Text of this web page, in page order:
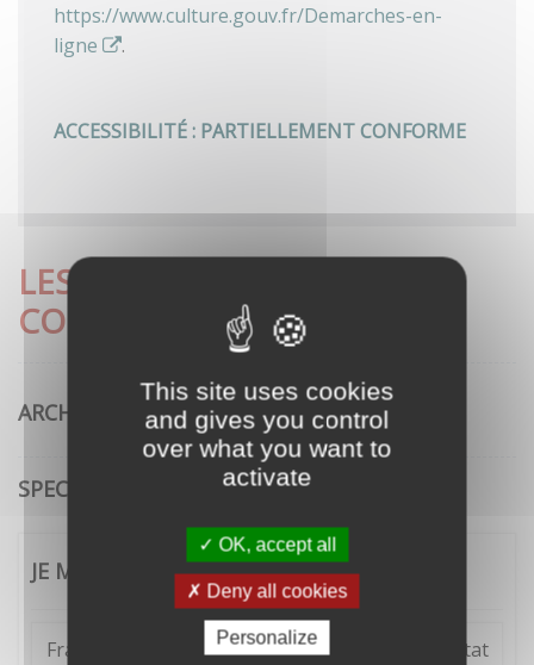
This site uses cookies
and gives you control
over what you want to
activate
OK, accept all
Deny all cookies
Personalize
https://www.culture.gouv.fr/Demarches-en-
ligne
.
ACCESSIBILITÉ : PARTIELLEMENT CONFORME
LES DÉMARCHES LES PLUS
CONSULTÉES
ARCHITECTURE
SPECTACLE VIVANT
JE ME CONNECTE
FranceConnect est la solution proposée par l'Etat